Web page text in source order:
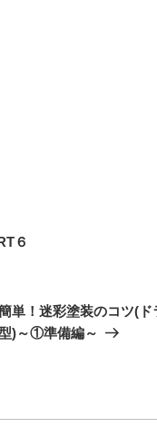
６
簡単！迷彩塗装のコツ(
)～①準備編～